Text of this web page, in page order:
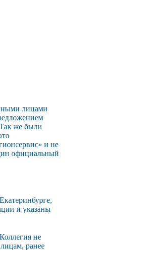
лицами
же были
и не
официальный
и указаны
не
ранее